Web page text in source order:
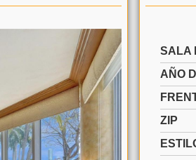
SALA
AÑO
ZIP